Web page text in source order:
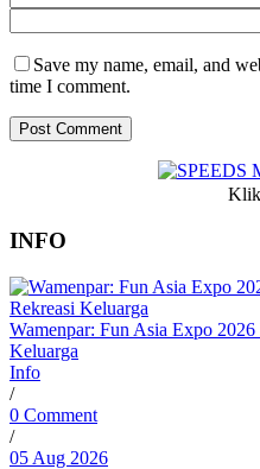
Save my name, email, and
time I comment.
INFO
Wamenpar: Fun Asia Expo
Keluarga
Info
/
0 Comment
/
05 Aug 2026